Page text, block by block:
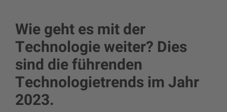
Wie geht es mit der
Technologie weiter? Dies
sind die führenden
Technologietrends im Jahr
2023.